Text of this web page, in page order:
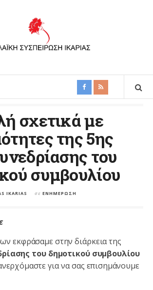
σχετικά με
της 5ης
του
συμβουλίου
IKARIAS σε ΕΝΗΜΈΡΩΣΗ
εκφράσαμε στην διάρκεια της
του δημοτικού συμβουλίου
για να σας επισημάνουμε